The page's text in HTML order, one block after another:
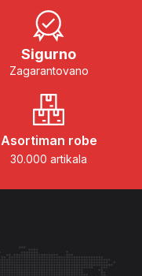
Sigurno
Zagarantovano
Asortiman robe
30.000 artikala